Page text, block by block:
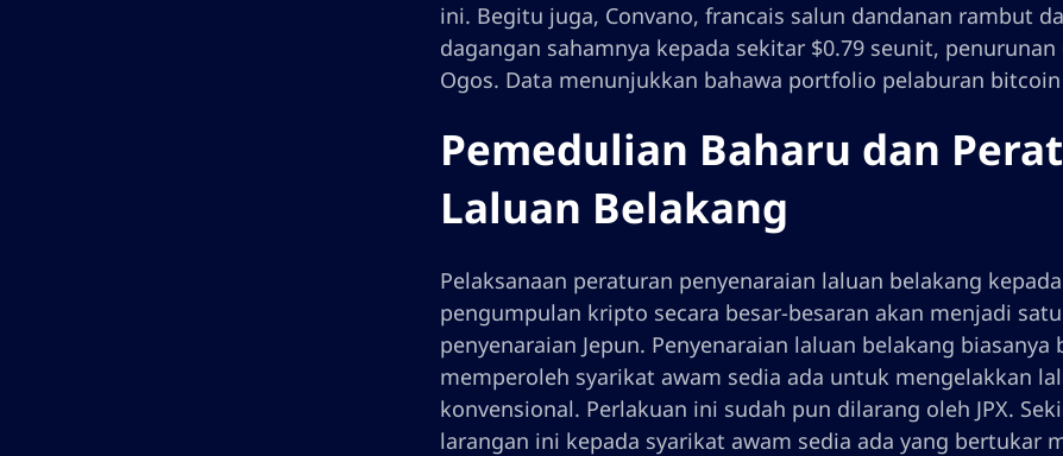
ini. Begitu juga, Convano, francais salun dandanan rambut
dagangan sahamnya kepada sekitar $0.79 seunit,
Ogos. Data menunjukkan bahawa portfolio pelaburan
Pemedulian Baharu dan
Laluan Belakang
Pelaksanaan peraturan penyenaraian laluan belakang
pengumpulan kripto secara besar-besaran akan menjadi
penyenaraian Jepun. Penyenaraian laluan belakang
memperoleh syarikat awam sedia ada untuk mengelakkan
konvensional. Perlakuan ini sudah pun dilarang oleh JPX.
larangan ini kepada syarikat awam sedia ada yang bertukar